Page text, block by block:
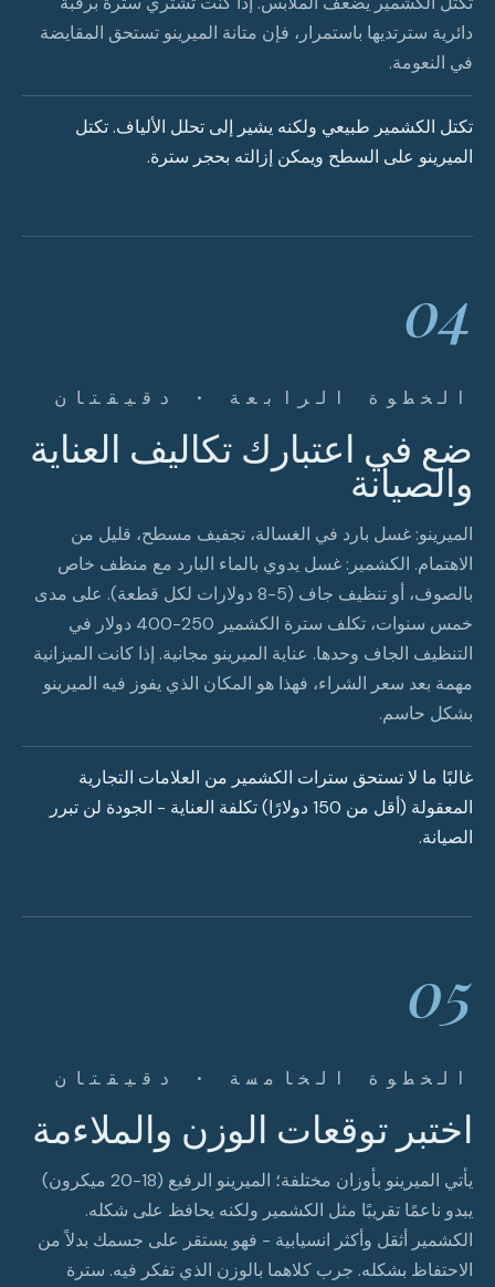
دائرية سترتديها باستمرار، فإن متانة الميرينو تستحق المقايضة
في النعومة.
تكتل الكشمير طبيعي ولكنه يشير إلى تحلل الألياف. تكتل
الميرينو على السطح ويمكن إزالته بحجر سترة.
04
الخطوة الرابعة · دقيقتان
ضع في اعتبارك تكاليف العناية
والصيانة
الميرينو: غسل بارد في الغسالة، تجفيف مسطح، قليل من
الاهتمام. الكشمير: غسل يدوي بالماء البارد مع منظف خاص
بالصوف، أو تنظيف جاف (5-8 دولارات لكل قطعة). على مدى
خمس سنوات، تكلف سترة الكشمير 250-400 دولار في
التنظيف الجاف وحدها. عناية الميرينو مجانية. إذا كانت الميزانية
مهمة بعد سعر الشراء، فهذا هو المكان الذي يفوز فيه الميرينو
بشكل حاسم.
غالبًا ما لا تستحق سترات الكشمير من العلامات التجارية
المعقولة (أقل من 150 دولارًا) تكلفة العناية - الجودة لن تبرر
الصيانة.
05
الخطوة الخامسة · دقيقتان
اختبر توقعات الوزن والملاءمة
يأتي الميرينو بأوزان مختلفة؛ الميرينو الرفيع (18-20 ميكرون)
يبدو ناعمًا تقريبًا مثل الكشمير ولكنه يحافظ على شكله.
الكشمير أثقل وأكثر انسيابية - فهو يستقر على جسمك بدلاً من
الاحتفاظ بشكله. جرب كلاهما بالوزن الذي تفكر فيه. سترة